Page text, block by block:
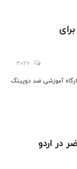
3027
آموزشی ضد دوپینگ
در اردو